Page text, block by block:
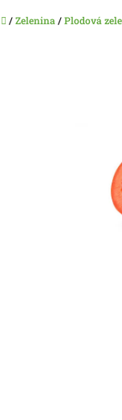
Domov
/Zelenina/Plodová